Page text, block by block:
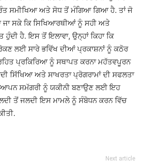
ਸਮੀਖਿਆ ਅਤੇ ਸੋਧ ਤੋਂ ਮੰਗਿਆ ਗਿਆ ਹੈ. ਤਾਂ ਜੋ
ਸਕੇ ਕਿ ਸਿਖਿਆਰਥੀਆਂ ਨੂੰ ਸਹੀ ਅਤੇ
ਹੈ. ਇਸ ਤੋਂ ਇਲਾਵਾ, ਉਨ੍ਹਾਂ ਕਿਹਾ ਕਿ
ਲਈ ਸਾਰੇ ਭਵਿੱਖ ਦੀਆਂ ਪ੍ਰਕਾਸ਼ਨਾਂ ਨੂੰ ਕਠੋਰ
ਪ੍ਰਕਿਰਿਆ ਨੂੰ ਸਥਾਪਤ ਕਰਨਾ ਮਹੱਤਵਪੂਰਨ
ਸਿੱਖਿਆ ਅਤੇ ਸਾਖਰਤਾ ਪ੍ਰੋਗਰਾਮਾਂ ਦੀ ਸਫਲਤਾ
ਸਮੱਗਰੀ ਨੂੰ ਯਕੀਨੀ ਬਣਾਉਣ ਲਈ ਇਹ
ਤੋਂ ਜਲਦੀ ਇਸ ਮਾਮਲੇ ਨੂੰ ਸੰਬੋਧਨ ਕਰਨ ਵਿੱਚ
Next article